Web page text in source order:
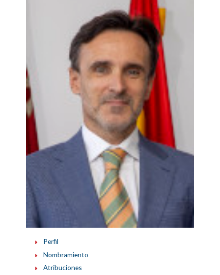
Perfil
Nombramiento
Atribuciones